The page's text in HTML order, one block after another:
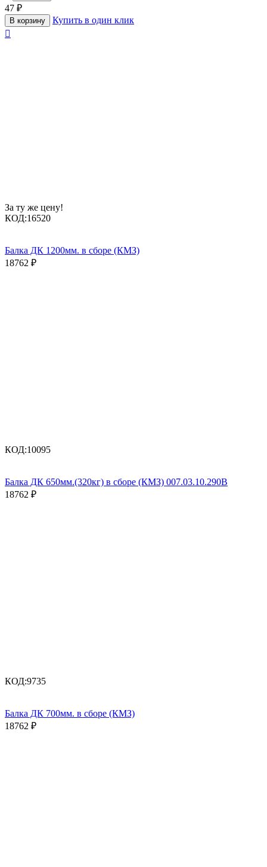
47 ₽
В корзину
Купить в один клик

За ту же цену!
КОД:16520
Балка ДК 1200мм. в сборе (КМЗ)
18762 ₽
КОД:10095
Балка ДК 650мм.(320кг) в сборе (КМЗ) 007.03.10.290В
18762 ₽
КОД:9735
Балка ДК 700мм. в сборе (КМЗ)
18762 ₽